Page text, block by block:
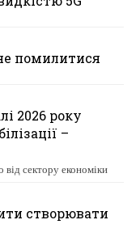
помилитися
2026 року
–
сектору економіки
створювати